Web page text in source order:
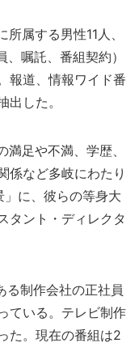
属する男性11人、
嘱託、番組契約）
報道、情報ワイド番
した。
足や不満、学歴、
係など多岐にわたり
に、彼らの等身大
タント・ディレクタ
制作会社の正社員
ている。テレビ制作
た。現在の番組は2